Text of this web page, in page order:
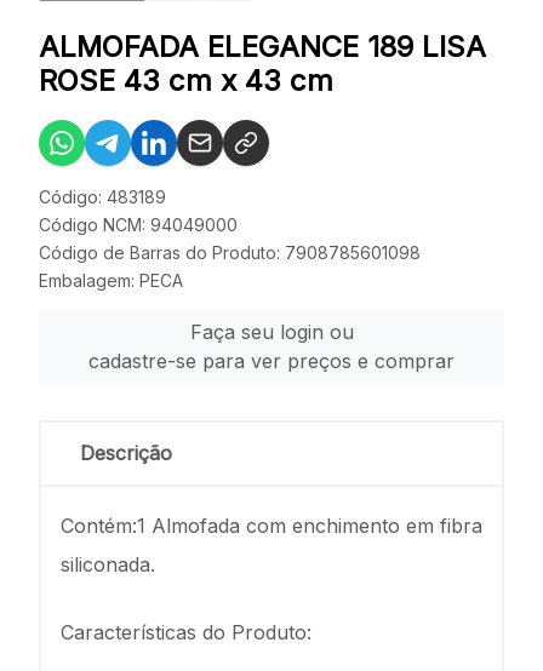
ALMOFADA ELEGANCE 189 LISA
ROSE 43 cm x 43 cm
Código: 483189
Código NCM: 94049000
Código de Barras do Produto: 7908785601098
Embalagem: PECA
Faça seu login ou
cadastre-se para ver preços e comprar
Descrição
Contém:1 Almofada com enchimento em fibra
siliconada.
Características do Produto: